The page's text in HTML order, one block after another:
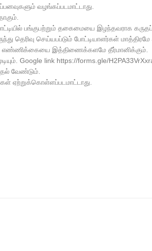
வழங்கப்படமாட்டாது.
பங்குபற்றும் தகைமையை இழந்தவராக
தெரிவு செய்யபப்டும் போட்டியாளர்கள்
எண்ணிக்கையை இத்திணைக்களமே தீர்மானிக்கும்.
Google link https://forms.gle/
வேண்டும்.
ஏற்றுக்கொள்ளப்படமாட்டாது.